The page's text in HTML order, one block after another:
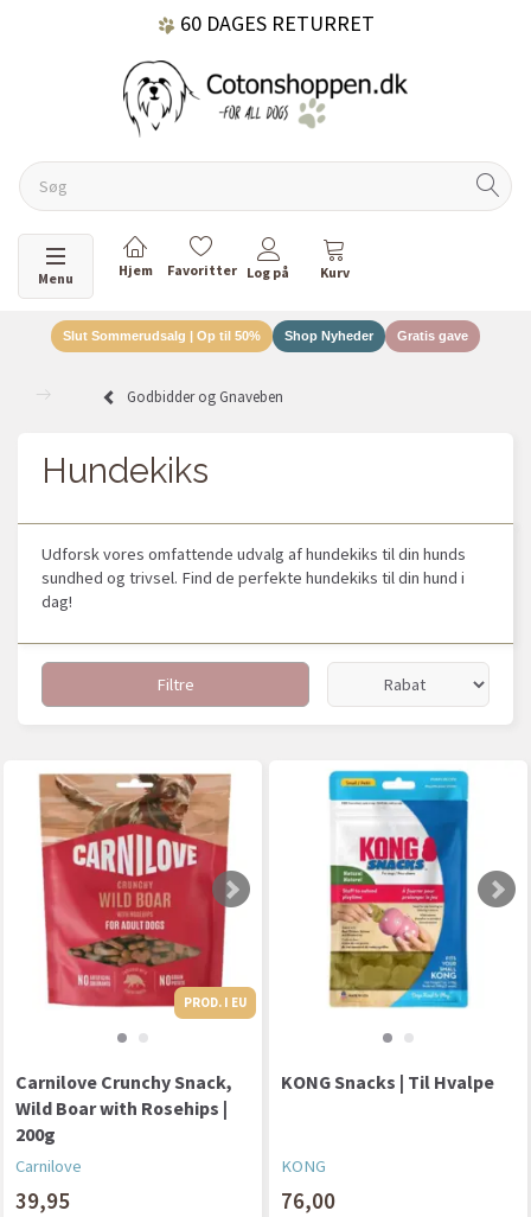
60 DAGES RETURRET
Skifte navigation
Menu
Slut Sommerudsalg | Op til 50% Shop Nyheder Gratis gave
Godbidder og Gnaveben
Hundekiks
Udforsk vores omfattende udvalg af hundekiks til din hunds
sundhed og trivsel. Find de perfekte hundekiks til din hund i
dag!
Filtre
PROD. I EU PROD. I EU
Carnilove Crunchy Snack,
Wild Boar with Rosehips |
200g
Carnilove
39,95
KONG Snacks | Til Hvalpe
KONG
76,00